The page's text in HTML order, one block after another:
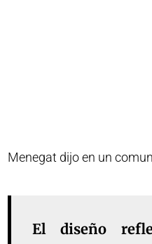
Menegat dijo en un
El diseño